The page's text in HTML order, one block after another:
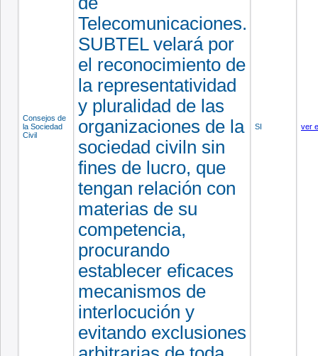
Consejos de
la Sociedad
Civil
Telecomunicaciones.
SUBTEL velará por
el reconocimiento de
la representatividad
y pluralidad de las
organizaciones de la
sociedad civiln sin
fines de lucro, que
tengan relación con
materias de su
competencia,
procurando
establecer eficaces
mecanismos de
interlocución y
evitando exclusiones
SI ver